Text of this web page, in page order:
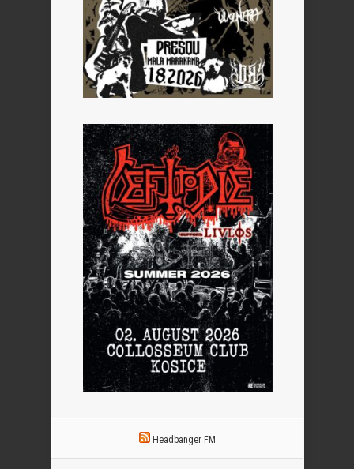
Headbanger FM